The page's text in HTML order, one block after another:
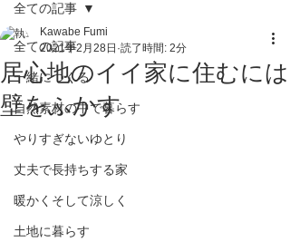
全ての記事
一緒につくる
自然素材の中で暮らす
やりすぎないゆとり
丈夫で長持ちする家
暖かくそして涼しく
土地に暮らす
全ての記事
居心地のイイ家に住むには
壁をふかす
Kawabe Fumi
2021年2月28日 読了時間: 2分